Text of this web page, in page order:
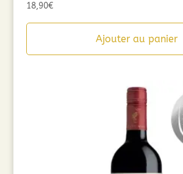
18,90€
Ajouter au panier